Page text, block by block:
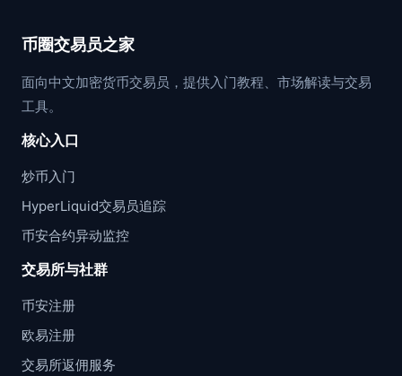
币圈交易员之家
面向中文加密货币交易员，提供入门教程、市场解读与交易
工具。
核心入口
炒币入门
HyperLiquid交易员追踪
币安合约异动监控
交易所与社群
币安注册
欧易注册
交易所返佣服务